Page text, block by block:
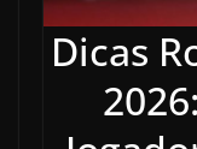
Dicas